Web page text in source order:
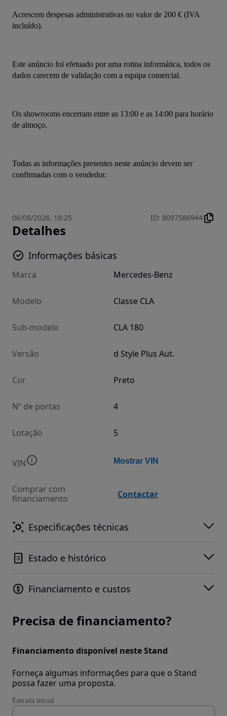
Acrescem despesas administrativas no valor de 200 € (IVA
incluído).
Este anúncio foi efetuado por uma rotina informática, todos os
dados carecem de validação com a equipa comercial.
Os showrooms encerram entre as 13:00 e as 14:00 para horário
de almoço.
Todas as informações presentes neste anúncio devem ser
confirmadas com o vendedor.
06/08/2026, 18:25 ID: 8097586944
Detalhes
Informações básicas
Marca Mercedes-Benz
Modelo Classe CLA
Sub-modelo CLA 180
Versão d Style Plus Aut.
Cor Preto
Nº de portas 4
Lotação 5
VIN Mostrar VIN
Comprar com
financiamento
Contactar
Especificações técnicas
Estado e histórico
Financiamento e custos
Precisa de financiamento?
Financiamento disponível neste Stand
Forneça algumas informações para que o Stand
possa fazer uma proposta.
Entrada inicial